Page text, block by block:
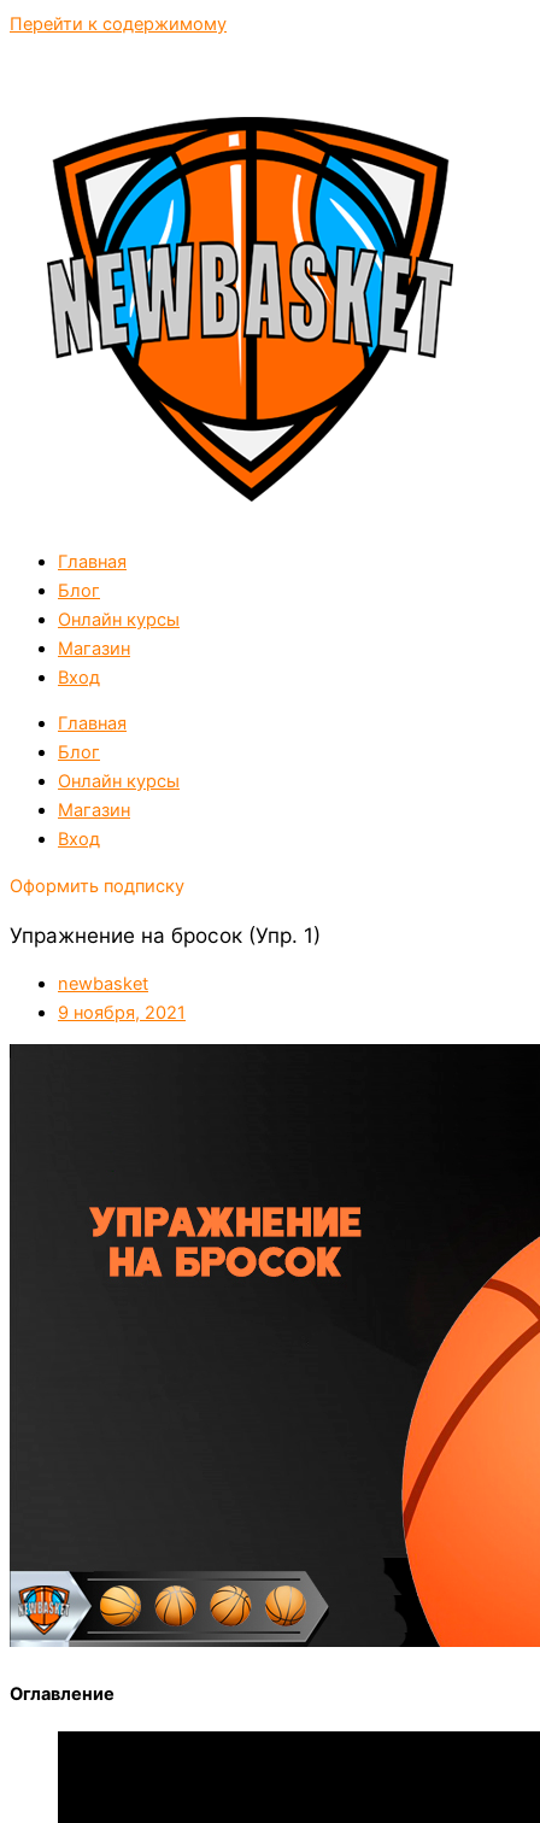
Перейти к содержимому
Главная
Блог
Онлайн курсы
Магазин
Вход
Главная
Блог
Онлайн курсы
Магазин
Вход
Оформить подписку
Упражнение на бросок (Упр. 1)
newbasket
9 ноября, 2021
Оглавление